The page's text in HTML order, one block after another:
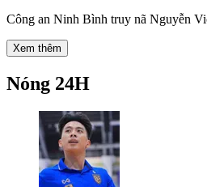
Công an Ninh Bình truy nã Nguyễn
Xem thêm
Nóng 24H